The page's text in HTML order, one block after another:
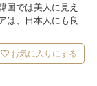
国では美人に見え
は、日本人にも良
お気に入りにする